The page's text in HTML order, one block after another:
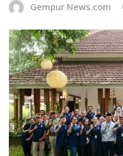
Gempur News.com